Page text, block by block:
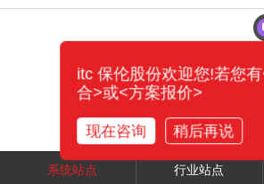
系统站点 行业站点
itc 保伦股份欢迎您!若您
合>或<方案报价>
现在咨询 稍后再说